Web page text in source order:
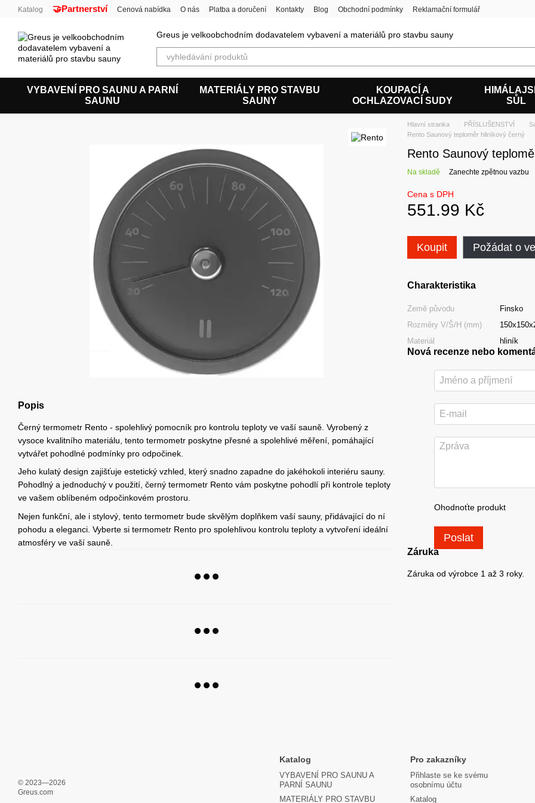
Перейти к основному контенту
Katalog 🤝Partnerství Cenová nabídka O nás Platba a doručení Kontakty Blog Obchodní podmínky
Reklamační formulář
Greus je velkoobchodním dodavatelem vybavení a materiálů pro stavbu sauny
VYBAVENÍ PRO SAUNU A PARNÍ
SAUNU
MATERIÁLY PRO STAVBU
SAUNY
KOUPACÍ A
OCHLAZOVACÍ SUDY
SŮL
Popis
Černý termometr Rento - spolehlivý pomocník pro kontrolu teploty ve vaší sauně. Vyrobený z
vysoce kvalitního materiálu, tento termometr poskytne přesné a spolehlivé měření, pomáhající
vytvářet pohodlné podmínky pro odpočinek.
Jeho kulatý design zajišťuje estetický vzhled, který snadno zapadne do jakéhokoli interiéru sauny.
Pohodlný a jednoduchý v použití, černý termometr Rento vám poskytne pohodlí při kontrole teploty
ve vašem oblíbeném odpočinkovém prostoru.
Nejen funkční, ale i stylový, tento termometr bude skvělým doplňkem vaší sauny, přidávající do ní
pohodu a eleganci. Vyberte si termometr Rento pro spolehlivou kontrolu teploty a vytvoření ideální
atmosféry ve vaší sauně.
Hlavní stranka PŘÍSLUŠENSTVÍ
Rento Saunový teploměr hliníkový černý
Rento Saunový
Na skladě Zanechte zpětnou vazbu
Cena s DPH
551.99 Kč
Koupit Požádat o
Charakteristika
Země původu
Finsko
Rozměry V/Š/H (mm)
Materiál
hliník
Nová recenze nebo
Ohodnoťte produkt
Poslat
Záruka
Záruka od výrobce 1 až 3 roky.
© 2023—2026
Greus.com
Katalog
VYBAVENÍ PRO SAUNU A
PARNÍ SAUNU
MATERIÁLY PRO STAVBU
Pro zakazníky
Přihlaste se ke svému
osobnímu účtu
Katalog